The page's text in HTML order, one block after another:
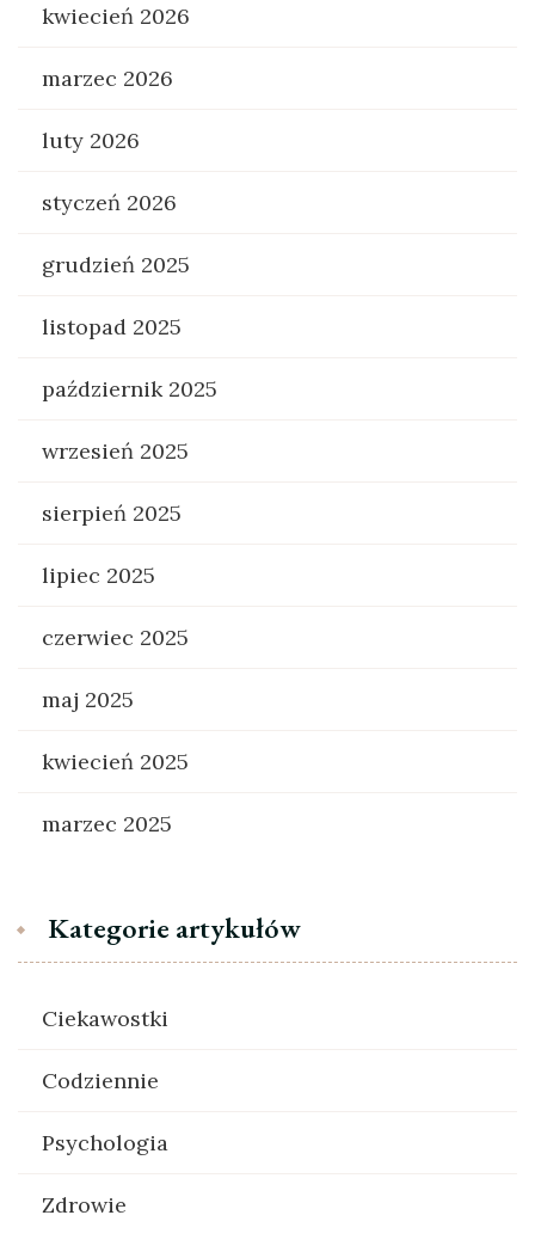
kwiecień 2026
marzec 2026
luty 2026
styczeń 2026
grudzień 2025
listopad 2025
październik 2025
wrzesień 2025
sierpień 2025
lipiec 2025
czerwiec 2025
maj 2025
kwiecień 2025
marzec 2025
Kategorie artykułów
Ciekawostki
Codziennie
Psychologia
Zdrowie